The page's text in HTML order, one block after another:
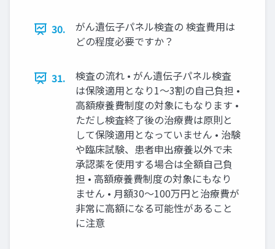
30.
がん遺伝⼦パネル検査の 検査費⽤は
どの程度必要ですか？
31.
検査の流れ • がん遺伝⼦パネル検査
は保険適⽤となり1〜3割の⾃⼰負担 •
⾼額療養費制度の対象にもなります •
ただし検査終了後の治療費は原則と
して保険適⽤となっていません • 治験
や臨床試験、患者申出療養以外で未
承認薬を使⽤する場合は全額⾃⼰負
担 • ⾼額療養費制度の対象にもなり
ません • ⽉額30〜100万円と治療費が
⾮常に⾼額になる可能性があること
に注意